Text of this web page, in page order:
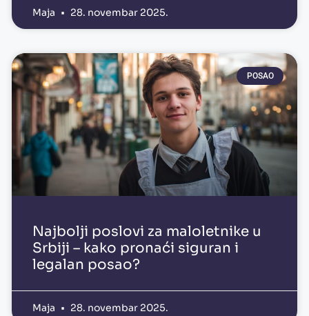
Maja 28. novembar 2025.
POSAO
Najbolji poslovi za maloletnike u
Srbiji – kako pronaći siguran i
legalan posao?
Maja 28. novembar 2025.